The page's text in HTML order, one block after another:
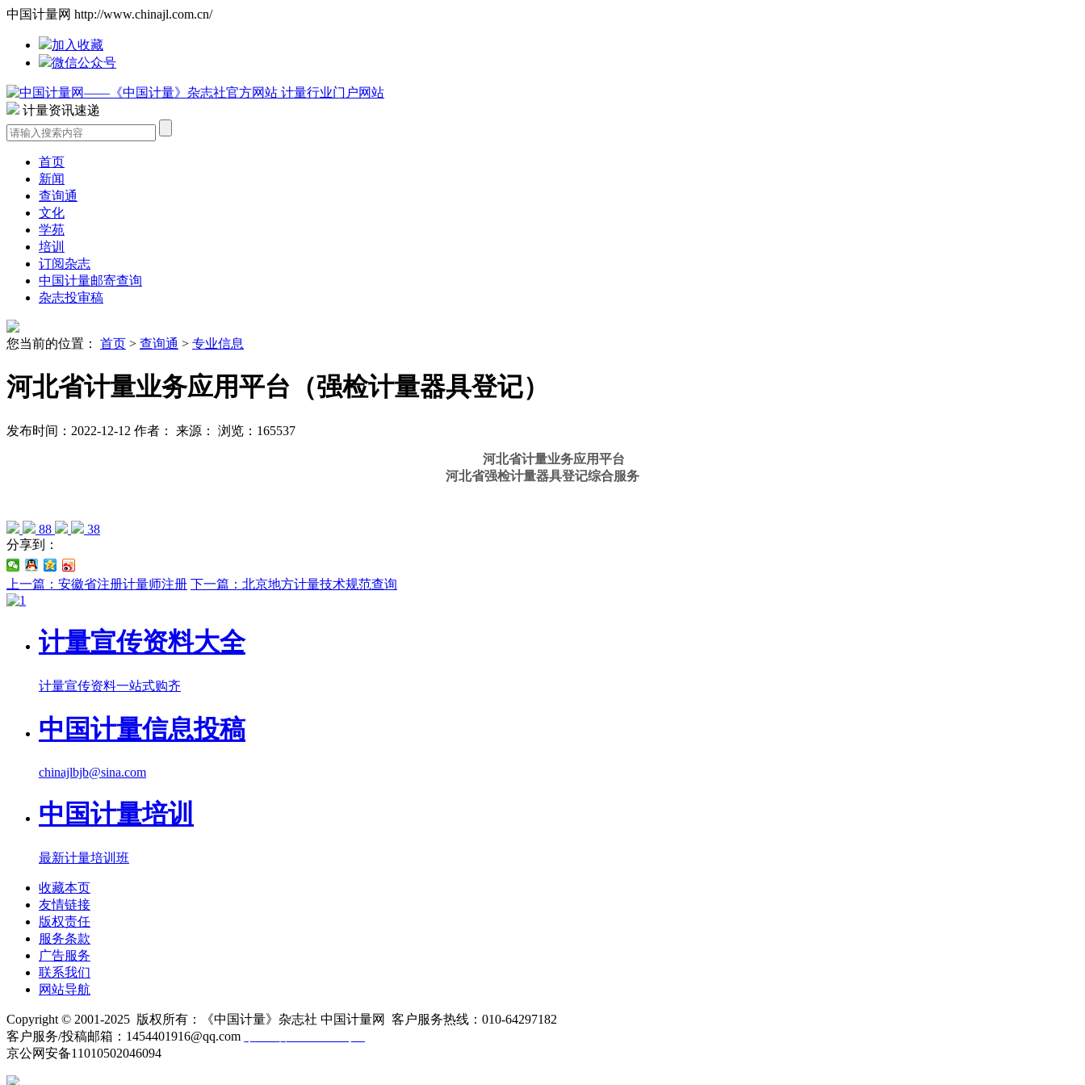
中国计量网 http://www.chinajl.com.cn/
加入收藏
微信公众号
计量资讯速递
首页
新闻
查询通
文化
学苑
培训
订阅杂志
中国计量邮寄查询
杂志投审稿
您当前的位置： 首页 > 查询通 > 专业信息
河北省计量业务应用平台（强检计量器具登记）
发布时间：2022-12-12 作者： 来源： 浏览：165537
河北省计量业务应用平台
河北省强检计量器具登记综合服务
88
38
分享到：
上一篇：安徽省注册计量师注册 下一篇：北京地方计量技术规范查询
计量宣传资料大全
计量宣传资料一站式购齐
中国计量信息投稿
chinajlbjb@sina.com
中国计量培训
最新计量培训班
收藏本页
友情链接
版权责任
服务条款
广告服务
联系我们
网站导航
Copyright © 2001-2025 版权所有：《中国计量》杂志社 中国计量网 客户服务热线：010-64297182
客户服务/投稿邮箱：1454401916@qq.com
京公网安备11010502046094